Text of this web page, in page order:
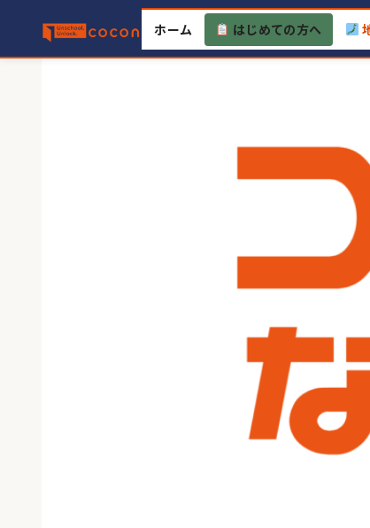
content
ホーム はじめての方へ